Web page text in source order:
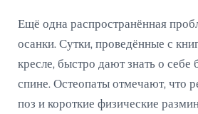
Ещё одна распространённая
осанки. Сутки, проведённые с
кресле, быстро дают знать о себе
спине. Остеопаты отмечают, что
поз и короткие физические